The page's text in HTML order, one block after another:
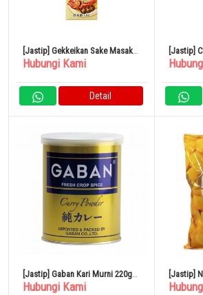
[Jastip] Gekkeikan Sake Masak
Lezat 1,8L 1800ml x 12 Botol
Hubungi Kami
Detail
[Jastip]
Minyak
[Jastip] Gaban Kari Murni 220g
Masakan ala Barat
Hubungi Kami
[Jastip]
Cut 500g